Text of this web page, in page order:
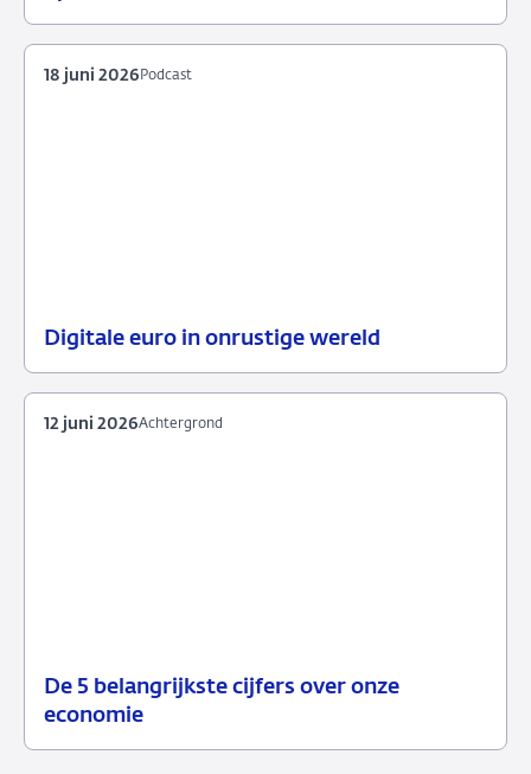
Digitale euro in onrustige wereld
2026
Podcast
18 juni 2026
De 5 belangrijkste cijfers over onze
economie
12
Achtergrond
Achtergrond
12 juni 2026